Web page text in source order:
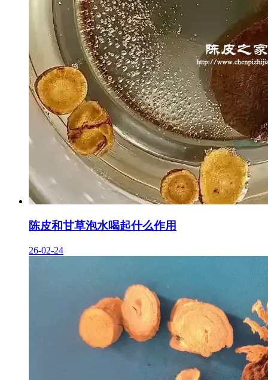
陈皮和甘草泡水喝起什么作用
26-02-24